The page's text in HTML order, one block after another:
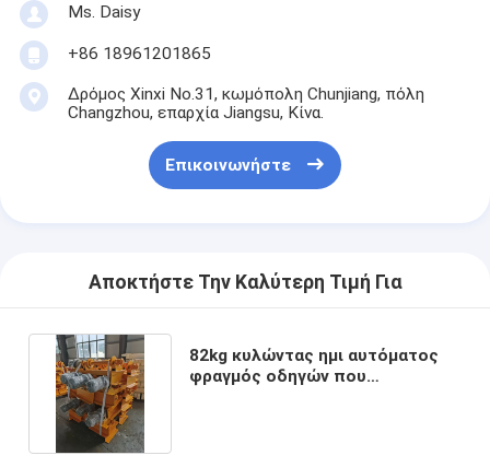
Ms. Daisy
+86 18961201865
Δρόμος Xinxi No.31, κωμόπολη Chunjiang, πόλη
Changzhou, επαρχία Jiangsu, Κίνα.
Επικοινωνήστε
Αποκτήστε Την Καλύτερη Τιμή Για
82kg κυλώντας ημι αυτόματος
φραγμός οδηγών που